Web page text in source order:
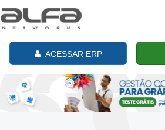
ACESSAR ERP